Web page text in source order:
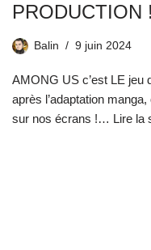
PRODUCTION !
Balin 9 juin 2024
AMONG US c’est LE jeu
après l’adaptation
sur nos écrans !… Lire la